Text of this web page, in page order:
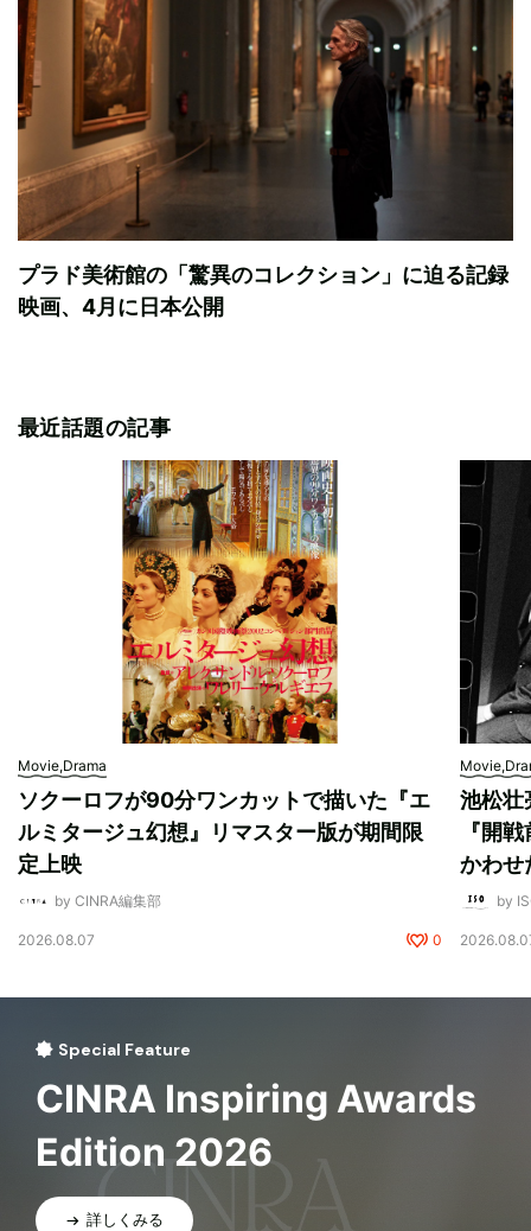
プラド美術館の「驚異のコレクション」に迫る記録
映画、4月に日本公開
最近話題の記事
Movie,Drama
ソクーロフが90分ワンカットで描いた『エ
ルミタージュ幻想』リマスター版が期間限
定上映
by CINRA編集部
2026.08.07 0
池松壮
『開
かわせ
by
Special Feature
CINRA Inspiring Awards
Edition 2026
詳しくみる